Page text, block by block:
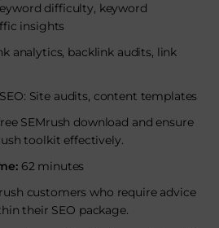
difficulty, keyword
insights
analytics, backlink audits, link
Site audits, content templates
SEMrush download and ensure
toolkit effectively.
62 minutes
customers who require advice
their SEO package.